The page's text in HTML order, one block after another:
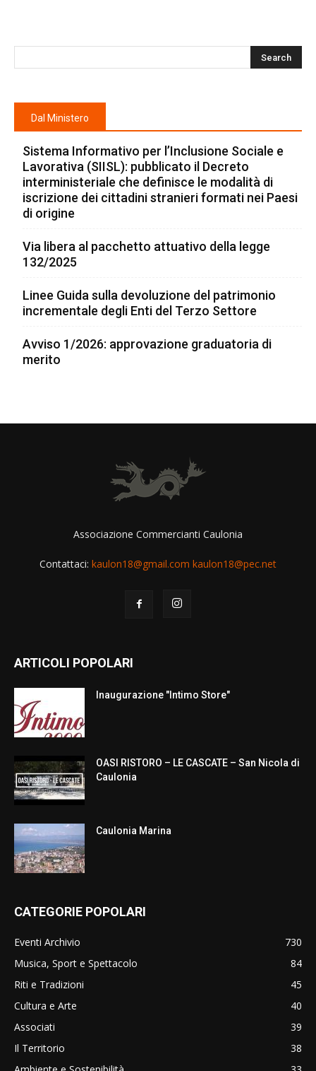
Dal Ministero
Sistema Informativo per l’Inclusione Sociale e
Lavorativa (SIISL): pubblicato il Decreto
interministeriale che definisce le modalità di
iscrizione dei cittadini stranieri formati nei Paesi
di origine
Via libera al pacchetto attuativo della legge
132/2025
Linee Guida sulla devoluzione del patrimonio
incrementale degli Enti del Terzo Settore
Avviso 1/2026: approvazione graduatoria di
merito
Associazione Commercianti Caulonia
Contattaci: kaulon18@gmail.com kaulon18@pec.net
ARTICOLI POPOLARI
Inaugurazione "Intimo Store"
OASI RISTORO – LE CASCATE – San Nicola di
Caulonia
Caulonia Marina
CATEGORIE POPOLARI
Eventi Archivio
730
Musica, Sport e Spettacolo
84
Riti e Tradizioni
45
Cultura e Arte
40
Associati
39
Il Territorio
38